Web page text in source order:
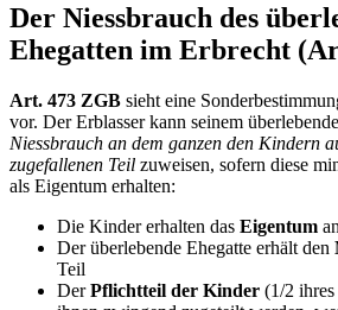
Der Niessbrauch des
Ehegatten im Erbrecht
Art. 473 ZGB sieht eine
vor. Der Erblasser kann seinem
Niessbrauch an dem ganzen den Kindern
zugefallenen Teil zuweisen, sofern diese
als Eigentum erhalten:
Die Kinder erhalten das Eigentum
Der überlebende Ehegatte erhält den
Teil
DerPflichtteil der Kinder (1/2